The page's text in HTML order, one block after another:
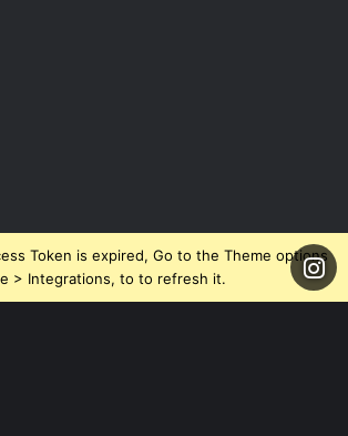
Token is expired, Go to the Theme options
> Integrations, to to refresh it.